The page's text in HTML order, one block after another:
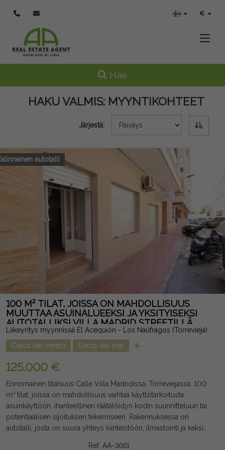
€
Toggle navigation
Hae
HAKU VALMIS: MYYNTIKOHTEET
Järjestä:
autotalli
100 M² TILAT, JOISSA ON MAHDOLLISUUS
MUUTTAA ASUINALUEEKSI JA YKSITYISEKSI
AUTOTALLIKSI VILLA MADRID STREETILLÄ
Liikeyritys myynnissä El Acequión - Los Naúfragos (Torrevieja)
Cerca del centro
Cerca del mar
125.000 €
Erinomainen tilaisuus Calle Villa Madridissa, Torreviejassa. 100
m² tilat, joissa on mahdollisuus vaihtaa käyttötarkoitusta
asuinkäyttöön, ihanteellinen räätälöidyn kodin suunnitteluun tai
potentiaalisen sijoituksen tekemiseen. Rakennuksessa on
autotalli, josta on suora yhteys kiinteistöön, ilmastointi ja kaksi
Ref: AA-3661